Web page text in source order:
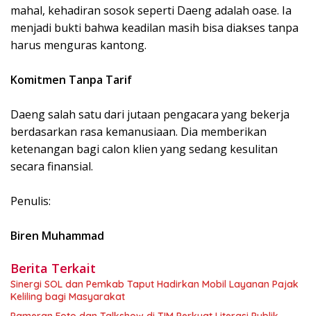
mahal, kehadiran sosok seperti Daeng adalah oase. Ia
menjadi bukti bahwa keadilan masih bisa diakses tanpa
harus menguras kantong.
Komitmen Tanpa Tarif
Daeng salah satu dari jutaan pengacara yang bekerja
berdasarkan rasa kemanusiaan. Dia memberikan
ketenangan bagi calon klien yang sedang kesulitan
secara finansial.
Penulis:
Biren Muhammad
Berita Terkait
Sinergi SOL dan Pemkab Taput Hadirkan Mobil Layanan Pajak
Keliling bagi Masyarakat